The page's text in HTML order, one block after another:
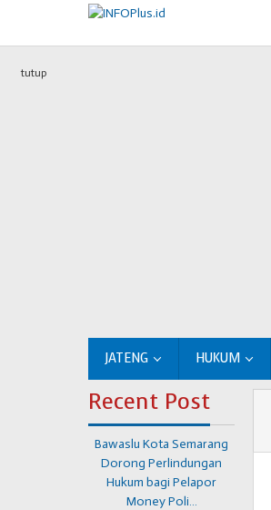
konten
JATENG HUKUM
tutup
Recent Post
Bawaslu Kota Semarang
Dorong Perlindungan
Hukum bagi Pelapor
Money Poli…